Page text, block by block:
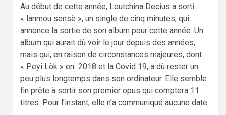
Au début de cette année, Loutchina Decius a sorti
« lanmou sensè », un single de cinq minutes, qui
annonce la sortie de son album pour cette année. Un
album qui aurait dû voir le jour depuis des années,
mais qui, en raison de circonstances majeures, dont
« Peyi Lòk » en 2018 et la Covid 19, a dû rester un
peu plus longtemps dans son ordinateur. Elle semble
fin prête à sortir son premier opus qui comptera 11
titres. Pour l’instant, elle n’a communiqué aucune date.